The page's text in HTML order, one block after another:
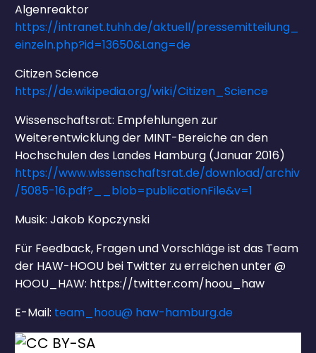
Algenreaktor
https://intranet.tuhh.de/aktuell/pressemitteilung_
einzeln.php?id=13650&Lang=de
Citizen Science
https://de.wikipedia.org/wiki/Citizen_Science
Wissenschaftsrat: Empfehlungen zur
Weiterentwicklung der MINT-Bereiche an den
Hochschulen des Landes Hamburg (Januar 2016)
https://www.wissenschaftsrat.de/download/archiv
/5085-16.pdf?__blob=publicationFile&v=1
Musik: Jakob Kopczynski
Für Feedback, Fragen und Vorschläge ist das Team
der HAW-HOOU bei Twitter zu erreichen unter @
HOOU_HAW: https://twitter.com/hoou_haw
E-Mail: team_hoou@ haw-hamburg.de